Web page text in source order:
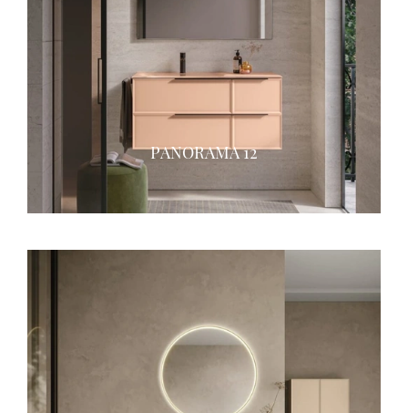
PANORAMA 12